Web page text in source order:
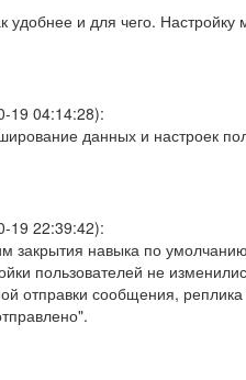
удобнее и для чего.
19 04:14:28):
данных и настроек
19 22:39:42):
закрытия навыка по
пользователей не
отправки сообщения, реплика